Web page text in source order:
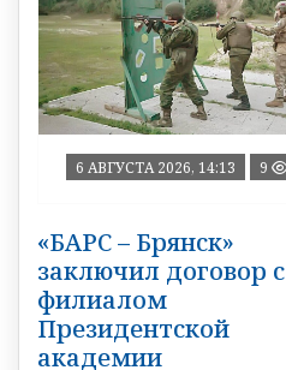
6 АВГУСТА 2026, 14:13 9
«БАРС – Брянск»
заключил договор с
филиалом
Президентской
академии